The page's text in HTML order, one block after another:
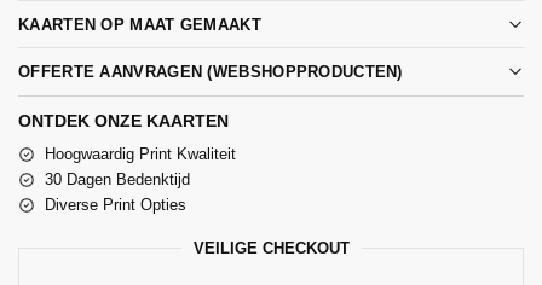
KAARTEN OP MAAT GEMAAKT
OFFERTE AANVRAGEN (WEBSHOPPRODUCTEN)
ONTDEK ONZE KAARTEN
Hoogwaardig Print Kwaliteit
30 Dagen Bedenktijd
Diverse Print Opties
VEILIGE CHECKOUT